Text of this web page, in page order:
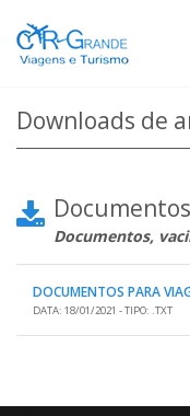
Downloads de
Documentos,
DOCUMENTOS PARA
DATA: 18/01/2021 - TIPO: .TXT